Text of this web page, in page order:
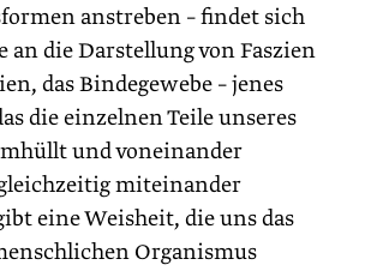
anstreben – findet sich
an die Darstellung von Faszien
das Bindegewebe – jenes
die einzelnen Teile unseres
und voneinander
miteinander
eine Weisheit, die uns das
Organismus